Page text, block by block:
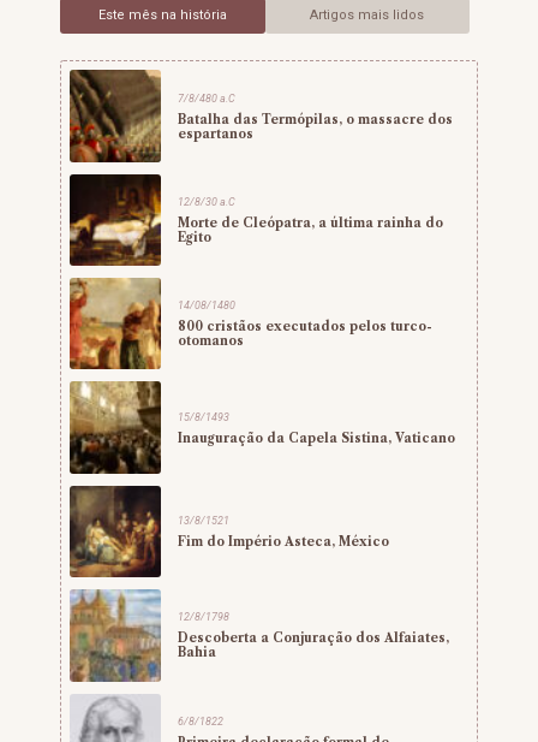
Este mês na história Artigos mais lidos
7/8/480 a.C
Batalha das Termópilas, o massacre dos
espartanos
12/8/30 a.C
Morte de Cleópatra, a última rainha do
Egito
14/08/1480
800 cristãos executados pelos turco-
otomanos
15/8/1493
Inauguração da Capela Sistina, Vaticano
13/8/1521
Fim do Império Asteca, México
12/8/1798
Descoberta a Conjuração dos Alfaiates,
Bahia
6/8/1822